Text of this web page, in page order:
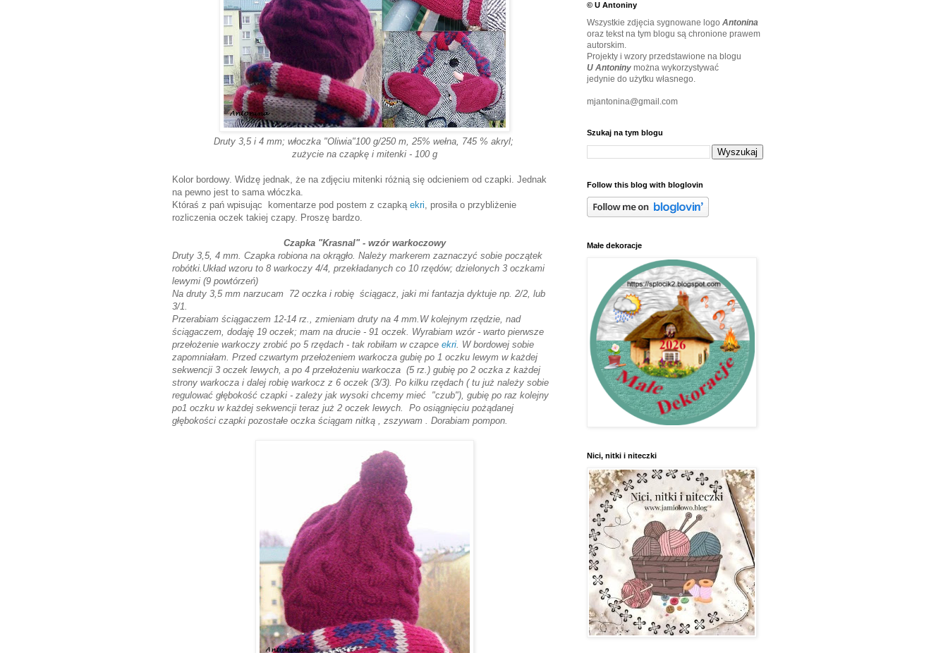
Druty 3,5 i 4 mm; włoczka "Oliwia"100 g/250 m, 25% wełna, 745 % akryl;
zużycie na czapkę i mitenki - 100 g
Kolor bordowy. Widzę jednak, że na zdjęciu mitenki różnią się odcieniem od czapki. Jednak
na pewno jest to sama włóczka.
Któraś z pań wpisując komentarze pod postem z czapką ekri , prosiła o przybliżenie
rozliczenia oczek takiej czapy. Proszę bardzo.
Czapka "Krasnal" - wzór warkoczowy
Druty 3,5, 4 mm. Czapka robiona na okrągło. Należy markerem zaznaczyć sobie początek
robótki.Układ wzoru to 8 warkoczy 4/4, przekładanych co 10 rzędów; dzielonych 3 oczkami
lewymi (9 powtórzeń)
Na druty 3,5 mm narzucam 72 oczka i robię ściągacz, jaki mi fantazja dyktuje np. 2/2, lub
3/1.
Przerabiam ściągaczem 12-14 rz., zmieniam druty na 4 mm.W kolejnym rzędzie, nad
ściągaczem, dodaję 19 oczek; mam na drucie - 91 oczek. Wyrabiam wzór - warto pierwsze
przełożenie warkoczy zrobić po 5 rzędach - tak robiłam w czapce ekri . W bordowej sobie
zapomniałam. Przed czwartym przełożeniem warkocza gubię po 1 oczku lewym w każdej
sekwencji 3 oczek lewych, a po 4 przełożeniu warkocza (5 rz.) gubię po 2 oczka z każdej
strony warkocza i dalej robię warkocz z 6 oczek (3/3). Po kilku rzędach ( tu już należy sobie
regulować głębokość czapki - zależy jak wysoki chcemy mieć "czub"), gubię po raz kolejny
po1 oczku w każdej sekwencji teraz już 2 oczek lewych. Po osiągnięciu pożądanej
głębokości czapki pozostałe oczka ściągam nitką , zszywam . Dorabiam pompon.
© U Antoniny
Wszystkie zdjęcia sygnowane logo Antonina
oraz tekst na tym blogu są chronione prawem
autorskim.
Projekty i wzory przedstawione na blogu
U Antoniny można wykorzystywać
jedynie do użytku własnego.
mjantonina@gmail.com
Szukaj na tym blogu
Follow this blog with bloglovin
Małe dekoracje
Nici, nitki i niteczki